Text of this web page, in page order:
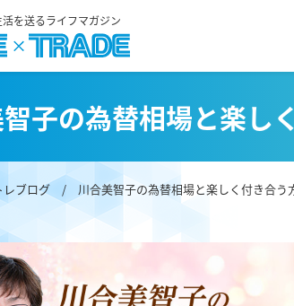
を送るライフマガジン
子の為替相場と楽し
レブログ / 川合美智子の為替相場と楽しく付き合う